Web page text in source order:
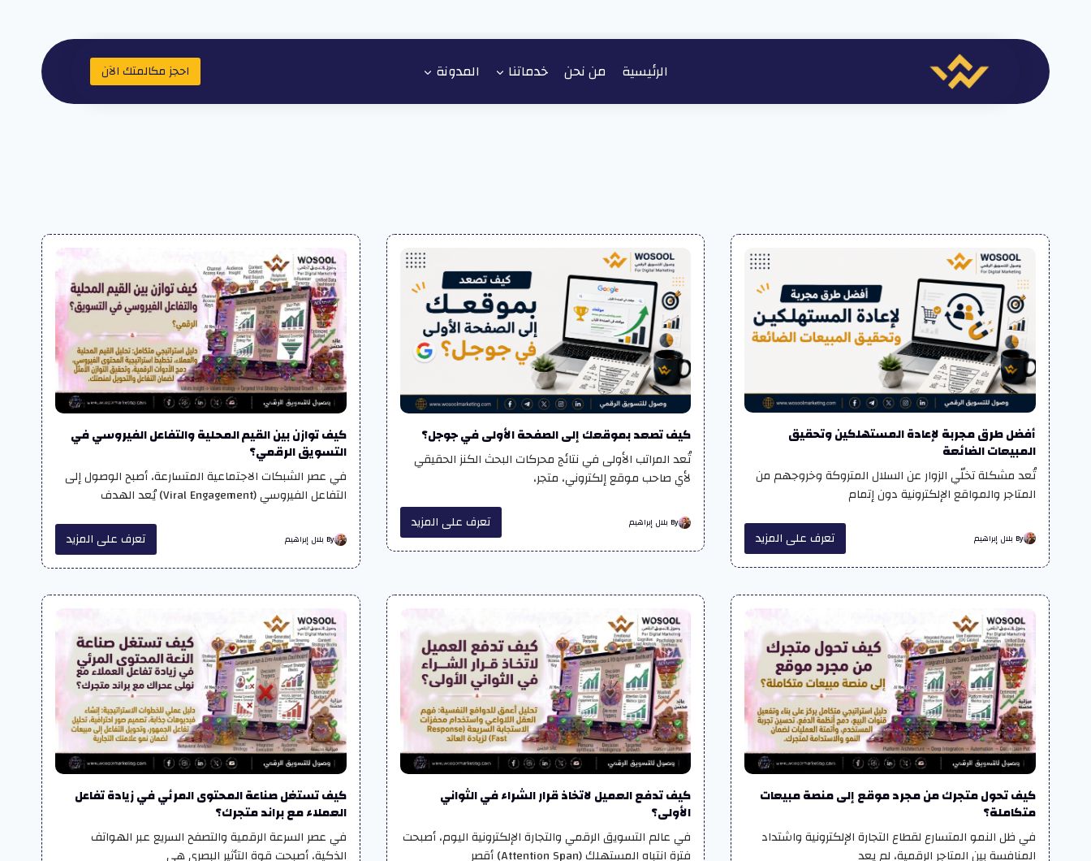
المحتوى
الرئيسية من نحن خدماتنا المدونة احجز مكالمتك الآن
أفضل طرق مجربة لإعادة المستهلكين وتحقيق
المبيعات الضائعة
تُعد مشكلة تخلّي الزوار عن السلال المتروكة وخروجهم من
المتاجر والمواقع الإلكترونية دون إتمام
By بلال إبراهيم تعرف على المزيد
كيف تصعد بموقعك إلى الصفحة الأولى في جوجل؟
تُعد المراتب الأولى في نتائج محركات البحث الكنز الحقيقي
لأي صاحب موقع إلكتروني، متجر،
By بلال إبراهيم تعرف على المزيد
كيف توازن بين القيم المحلية والتفاعل الفيروسي في
التسويق الرقمي؟
في عصر الشبكات الاجتماعية المتسارعة، أصبح الوصول إلى
التفاعل الفيروسي (Viral Engagement) يُعد الهدف
By بلال إبراهيم تعرف على المزيد
كيف تحول متجرك من مجرد موقع إلى منصة مبيعات
متكاملة؟
في ظل النمو المتسارع لقطاع التجارة الإلكترونية واشتداد
المنافسة بين المتاجر الرقمية، لم يعد
كيف تدفع العميل لاتخاذ قرار الشراء في الثواني
الأولى؟
في عالم التسويق الرقمي والتجارة الإلكترونية اليوم، أصبحت
فترة انتباه المستهلك (Attention Span) أقصر
كيف تستغل صناعة المحتوى المرئي في زيادة تفاعل
العملاء مع براند متجرك؟
في عصر السرعة الرقمية والتصفح السريع عبر الهواتف
الذكية، أصبحت قوة التأثير البصري هي